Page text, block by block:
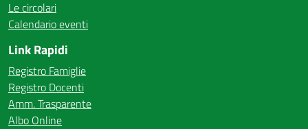
Le circolari
Calendario eventi
Link Rapidi
Registro Famiglie
Registro Docenti
Amm. Trasparente
Albo Online